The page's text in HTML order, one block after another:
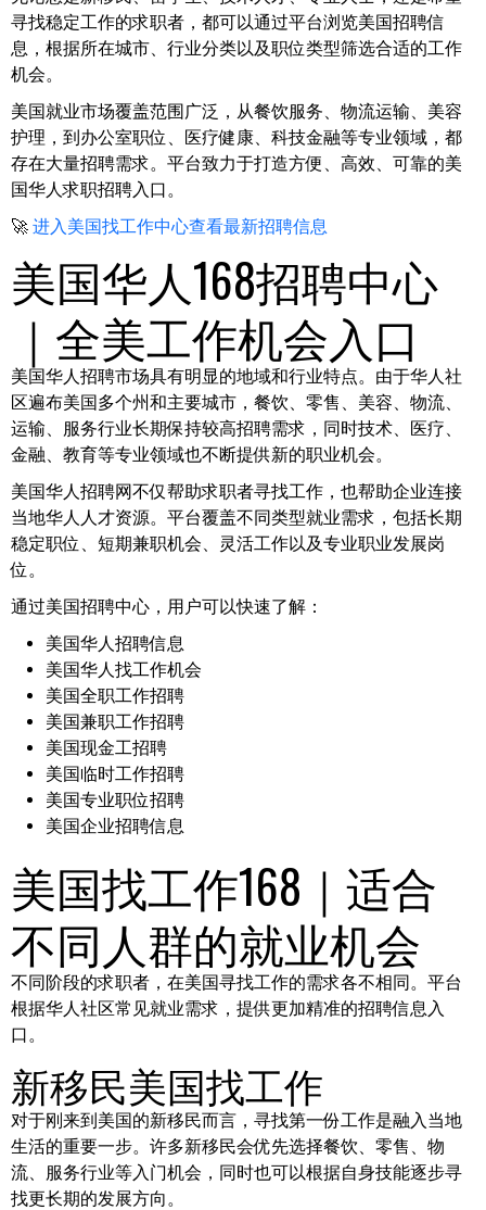
寻找稳定工作的求职者，都可以通过平台浏览美国招聘信
息，根据所在城市、行业分类以及职位类型筛选合适的工作
机会。
美国就业市场覆盖范围广泛，从餐饮服务、物流运输、美容
护理，到办公室职位、医疗健康、科技金融等专业领域，都
存在大量招聘需求。平台致力于打造方便、高效、可靠的美
国华人求职招聘入口。
🚀 进入美国找工作中心查看最新招聘信息
美国华人168招聘中心
｜全美工作机会入口
美国华人招聘市场具有明显的地域和行业特点。由于华人社
区遍布美国多个州和主要城市，餐饮、零售、美容、物流、
运输、服务行业长期保持较高招聘需求，同时技术、医疗、
金融、教育等专业领域也不断提供新的职业机会。
美国华人招聘网不仅帮助求职者寻找工作，也帮助企业连接
当地华人人才资源。平台覆盖不同类型就业需求，包括长期
稳定职位、短期兼职机会、灵活工作以及专业职业发展岗
位。
通过美国招聘中心，用户可以快速了解：
美国华人招聘信息
美国华人找工作机会
美国全职工作招聘
美国兼职工作招聘
美国现金工招聘
美国临时工作招聘
美国专业职位招聘
美国企业招聘信息
美国找工作168｜适合
不同人群的就业机会
不同阶段的求职者，在美国寻找工作的需求各不相同。平台
根据华人社区常见就业需求，提供更加精准的招聘信息入
口。
新移民美国找工作
对于刚来到美国的新移民而言，寻找第一份工作是融入当地
生活的重要一步。许多新移民会优先选择餐饮、零售、物
流、服务行业等入门机会，同时也可以根据自身技能逐步寻
找更长期的发展方向。